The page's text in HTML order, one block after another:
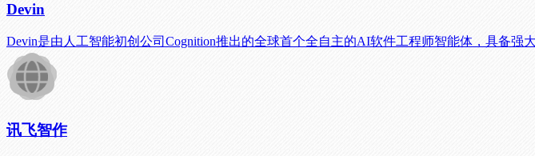
Devin
Devin是由人工智能初创公司Cognition推出的全球首个全自主的AI软件工程师智能体，具备
讯飞智作